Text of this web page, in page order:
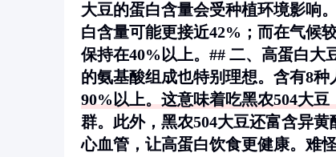
大豆的蛋白含量会受种植环境影响
白含量可能更接近42%；而在气候
保持在40%以上。## 二、高蛋白大
的氨基酸组成也特别理想。含有8
90%以上。这意味着吃黑农504大
群。此外，黑农504大豆还富含异
心血管，让高蛋白饮食更健康。难